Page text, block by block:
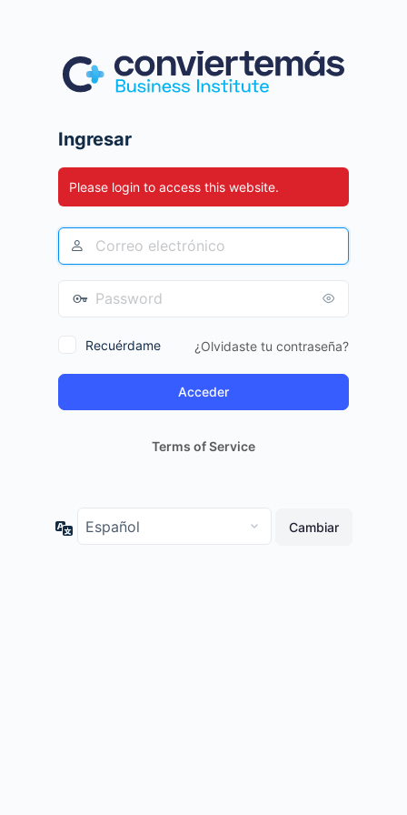
Ingresar
Please login to access this website.
Recuérdame ¿Olvidaste tu contraseña?
Terms of Service
Idioma